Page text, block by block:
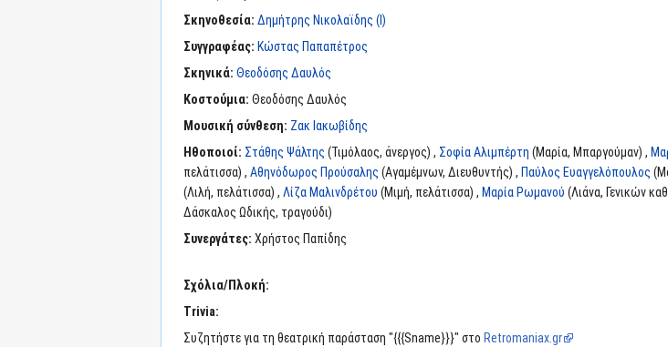
Σκηνοθεσία: Δημήτρης Νικολαϊδης (I)
Συγγραφέας: Κώστας Παπαπέτρος
Σκηνικά: Θεοδόσης Δαυλός
Κοστούμια: Θεοδόσης Δαυλός
Μουσική σύνθεση: Ζακ Ιακωβίδης
Ηθοποιοί: Στάθης Ψάλτης (Τιμόλαος, άνεργος) , Σοφία Αλιμπέρτη (Μαρία, Μπαργούμαν) ,
πελάτισσα) , Αθηνόδωρος Προύσαλης (Αγαμέμνων, Διευθυντής) , Παύλος Ευαγγελόπουλος
(Λιλή, πελάτισσα) , Λίζα Μαλινδρέτου (Μιμή, πελάτισσα) , Μαρία Ρωμανού (Λιάνα, Γενικών
Δάσκαλος Ωδικής, τραγούδι)
Συνεργάτες: Χρήστος Παπίδης
Σχόλια/Πλοκή:
Trivia:
Συζητήστε για τη θεατρική παράσταση "{{{Sname}}}" στο Retromaniax.gr